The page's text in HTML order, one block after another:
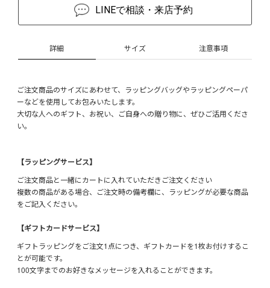
LINEで相談・来店予約
詳細 サイズ 注意事項
ご注文商品のサイズにあわせて、ラッピングバッグやラッピングペーパ
ーなどを使用してお包みいたします。
大切な人へのギフト、お祝い、ご自身への贈り物に、ぜひご活用くださ
い。
【ラッピングサービス】
ご注文商品と一緒にカートに入れていただきご注文ください
複数の商品がある場合、ご注文時の備考欄に、ラッピングが必要な商品
をご記入ください。
【ギフトカードサービス】
ギフトラッピングをご注文1点につき、ギフトカードを1枚お付けするこ
とが可能です。
100文字までのお好きなメッセージを入れることができます。